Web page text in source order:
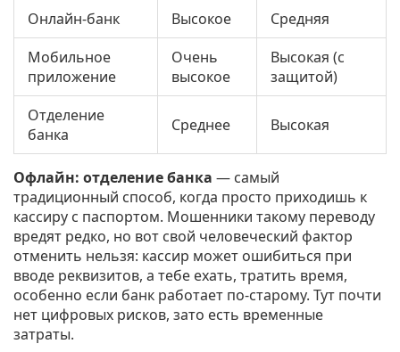
Онлайн-банк Высокое
Средняя
Мобильное
приложение
Очень
высокое
Высокая (с
защитой)
Отделение
банка
Среднее Высокая
Офлайн: отделение банка — самый
традиционный способ, когда просто приходишь к
кассиру с паспортом. Мошенники такому переводу
вредят редко, но вот свой человеческий фактор
отменить нельзя: кассир может ошибиться при
вводе реквизитов, а тебе ехать, тратить время,
особенно если банк работает по-старому. Тут почти
нет цифровых рисков, зато есть временные
затраты.